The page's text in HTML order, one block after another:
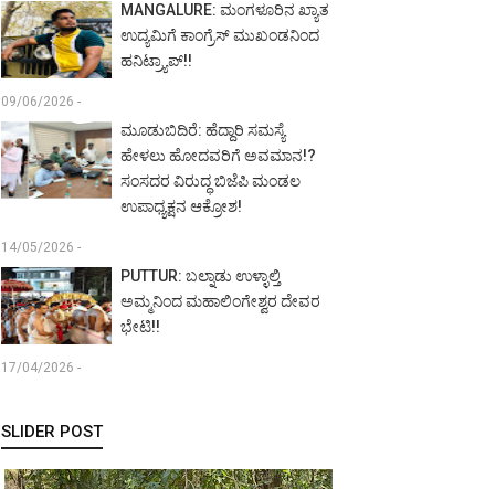
MANGALURE: ಮಂಗಳೂರಿನ ಖ್ಯಾತ
ಉದ್ಯಮಿಗೆ ಕಾಂಗ್ರೆಸ್ ಮುಖಂಡನಿಂದ
ಹನಿಟ್ರ್ಯಾಪ್!!
09/06/2026 -
ಮೂಡುಬಿದಿರೆ: ಹೆದ್ದಾರಿ ಸಮಸ್ಯೆ
ಹೇಳಲು ಹೋದವರಿಗೆ ಅವಮಾನ!?
ಸಂಸದರ ವಿರುದ್ಧ ಬಿಜೆಪಿ ಮಂಡಲ
ಉಪಾಧ್ಯಕ್ಷನ ಆಕ್ರೋಶ!
14/05/2026 -
PUTTUR: ಬಲ್ನಾಡು ಉಳ್ಳಾಲ್ತಿ
ಅಮ್ಮನಿಂದ ಮಹಾಲಿಂಗೇಶ್ವರ ದೇವರ
ಭೇಟಿ!!
17/04/2026 -
SLIDER POST